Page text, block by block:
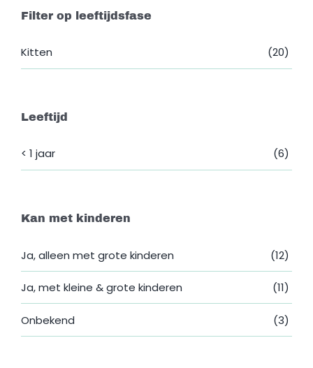
Filter op leeftijdsfase
Kitten (20)
Leeftijd
< 1 jaar (6)
Kan met kinderen
Ja, alleen met grote kinderen (12)
Ja, met kleine & grote kinderen (11)
Onbekend (3)